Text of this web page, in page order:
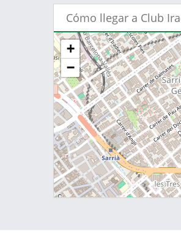
Cómo llegar a Club
+
−